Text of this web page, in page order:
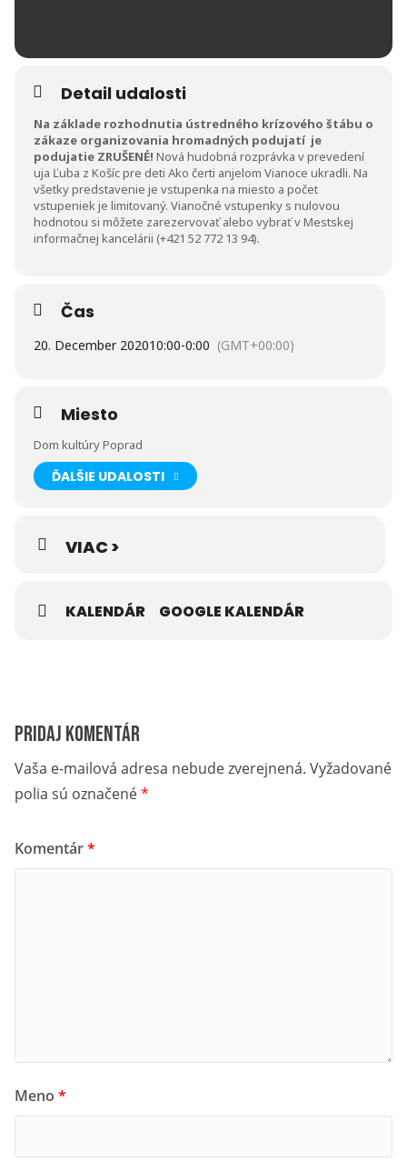
Detail udalosti
Na základe rozhodnutia ústredného krízového štábu o
zákaze organizovania hromadných podujatí je
podujatie ZRUŠENÉ! Nová hudobná rozprávka v prevedení
uja Ľuba z Košíc pre deti Ako čerti anjelom Vianoce ukradli. Na
všetky predstavenie je vstupenka na miesto a počet
vstupeniek je limitovaný. Vianočné vstupenky s nulovou
hodnotou si môžete zarezervovať alebo vybrať v Mestskej
informačnej kancelárii (+421 52 772 13 94).
Čas
20. December 202010:00-0:00 (GMT+00:00)
Miesto
Dom kultúry Poprad
ĎALŠIE UDALOSTI
VIAC >
KALENDÁR GOOGLE KALENDÁR
Pridaj komentár
Vaša e-mailová adresa nebude zverejnená. Vyžadované
polia sú označené*
Komentár*
Meno *